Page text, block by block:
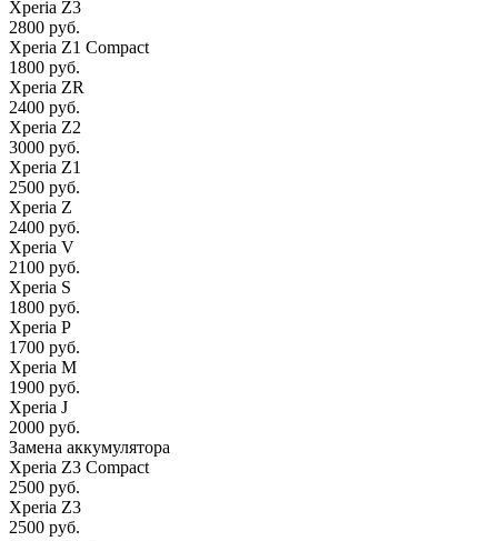
Xperia Z3
2800 руб.
Xperia Z1 Compact
1800 руб.
Xperia ZR
2400 руб.
Xperia Z2
3000 руб.
Xperia Z1
2500 руб.
Xperia Z
2400 руб.
Xperia V
2100 руб.
Xperia S
1800 руб.
Xperia P
1700 руб.
Xperia M
1900 руб.
Xperia J
2000 руб.
Замена аккумулятора
Xperia Z3 Compact
2500 руб.
Xperia Z3
2500 руб.